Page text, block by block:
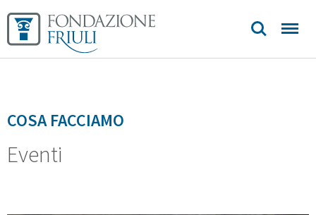
COSA FACCIAMO
Eventi